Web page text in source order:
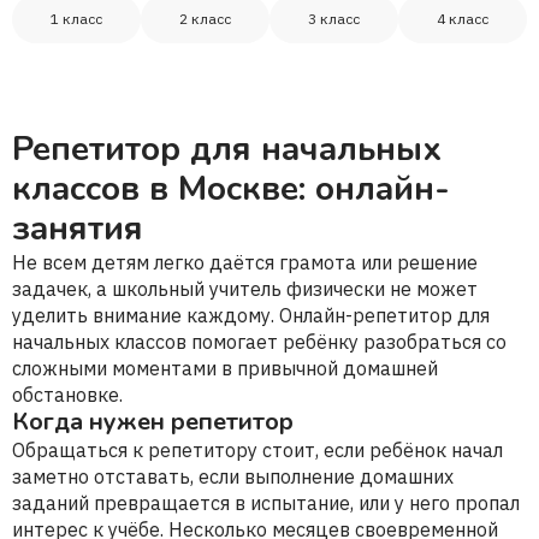
1 класс 2 класс 3 класс 4 класс
Репетитор для начальных
классов в Москве: онлайн-
занятия
Не всем детям легко даётся грамота или решение
задачек, а школьный учитель физически не может
уделить внимание каждому. Онлайн-репетитор для
начальных классов помогает ребёнку разобраться со
сложными моментами в привычной домашней
обстановке.
Когда нужен репетитор
Обращаться к репетитору стоит, если ребёнок начал
заметно отставать, если выполнение домашних
заданий превращается в испытание, или у него пропал
интерес к учёбе. Несколько месяцев своевременной